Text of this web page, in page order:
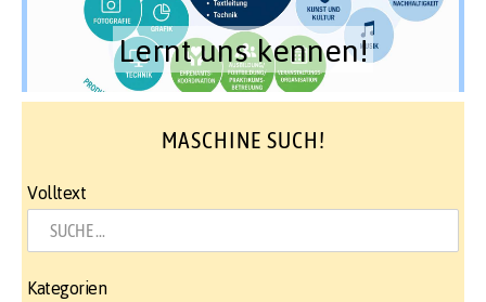
Lernt uns kennen!
MASCHINE SUCH!
Volltext
Kategorien